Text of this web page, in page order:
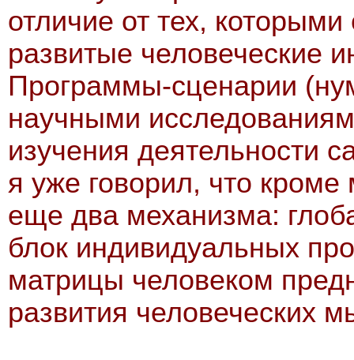
отличие от тех,
развитые человеческие
Программы-сценарии
научными
изучения деятельности
я уже говорил, что
еще два механизма:
блок индивидуальных
матрицы человеком
развития человеческих